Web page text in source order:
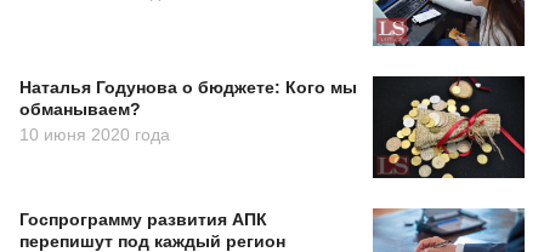
Наталья Годунова о бюджете: Кого мы
обманываем?
10 июня 2020 года
Госпрограмму развития АПК
перепишут под каждый регион